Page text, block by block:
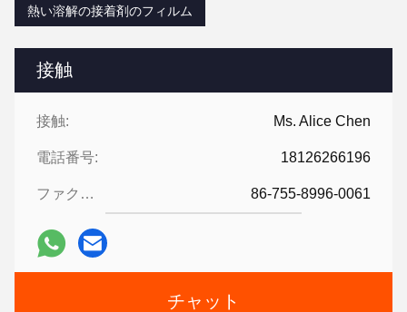
接触
接触: Ms. Alice Chen
電話番号: 18126266196
ファクシミリ: 86-755-8996-0061
チャット
熱い溶解の接着剤のフィルム